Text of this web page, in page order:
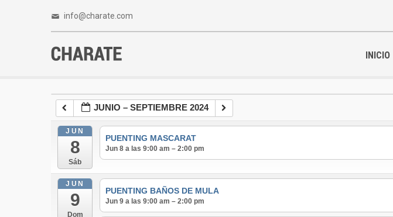
info@charate.com
INICIO
JUNIO – SEPTIEMBRE 2024
JUN
8
Sáb
PUENTING MASCARAT
Jun 8 a las 9:00 am – 2:00 pm
JUN
9
Dom
PUENTING BAÑOS DE MULA
Jun 9 a las 9:00 am – 2:00 pm